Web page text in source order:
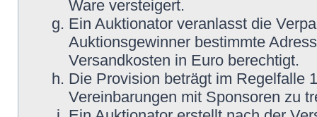
Ware versteigert.
Ein Auktionator veranlasst die
Auktionsgewinner bestimmte
Versandkosten in Euro berechtigt.
Die Provision beträgt im Regelfalle
Vereinbarungen mit Sponsoren zu